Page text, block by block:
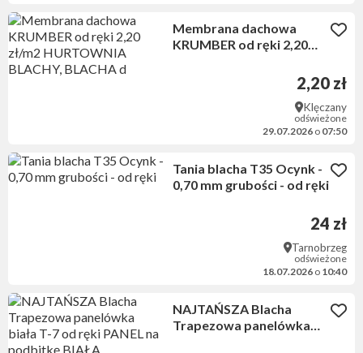
Membrana dachowa
KRUMBER od ręki 2,20
2,20 zł
Klęczany
odświeżone
29.07.2026 o 07:50
Tania blacha T35 Ocynk -
0,70 mm grubości - od ręki
24 zł
Tarnobrzeg
odświeżone
18.07.2026 o 10:40
NAJTAŃSZA Blacha
Trapezowa panelówka